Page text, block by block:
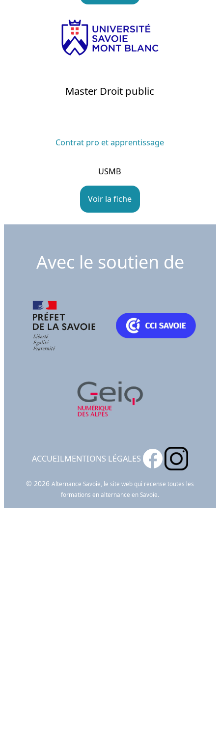
Master Droit public
Contrat pro et apprentissage
USMB
Voir la fiche
Avec le soutien de
ACCUEILMENTIONS LÉGALES
© 2026 Alternance Savoie, le site web qui recense toutes les
formations en alternance en Savoie.